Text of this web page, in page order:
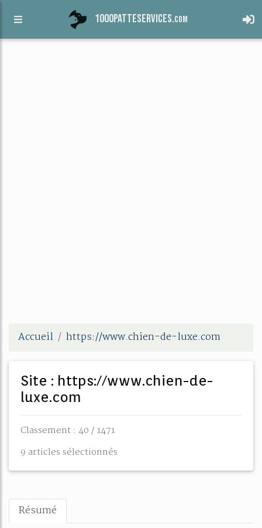
1000patteservices.com
Accueil https://www.chien-de-luxe.com
Site : https://www.chien-de-
luxe.com
Classement : 40 / 1471
9 articles sélectionnés
Résumé